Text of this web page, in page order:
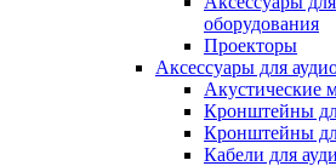
оборудования
Проекторы
Аксессуары для
Акустические
Кронштейны
Кронштейны
Кабели для